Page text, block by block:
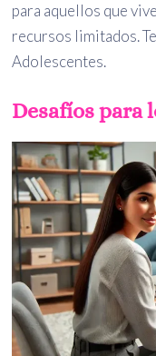
para aquellos que
recursos limitados.
Adolescentes.
Desafíos para